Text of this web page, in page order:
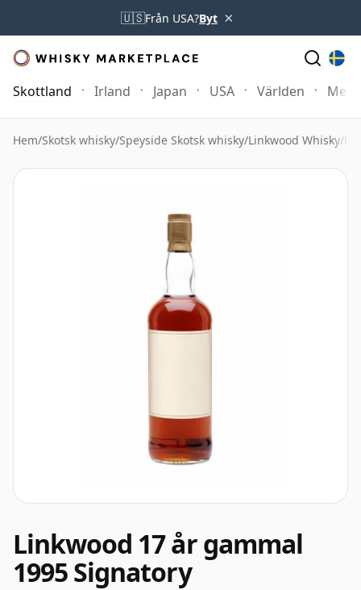
🇺🇸Från USA?Byt ×
Skottland Irland Japan USA Världen Mer
Hem/Skotsk whisky/Speyside Skotsk whisky/Linkwood Whisky/
Linkwood 17 år gammal
1995 Signatory